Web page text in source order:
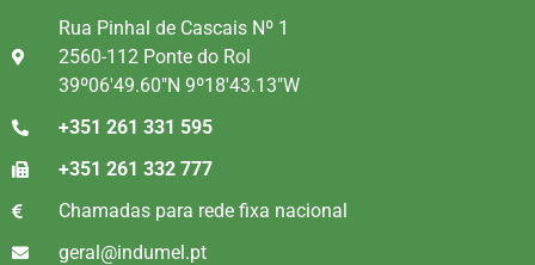
Rua Pinhal de Cascais Nº 1
2560-112 Ponte do Rol
39º06'49.60"N 9º18'43.13"W
+351 261 331 595
+351 261 332 777
Chamadas para rede fixa nacional
geral@indumel.pt